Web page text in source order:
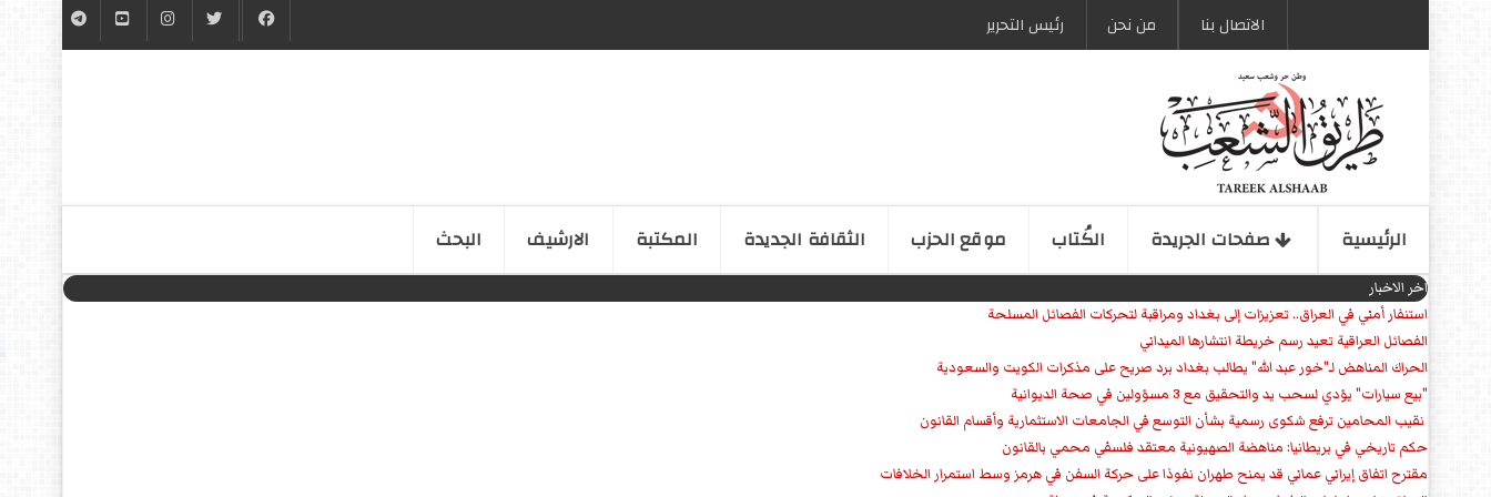
الاتصال بنا من نحن رئیس التحریر
الرئیسیة صفحات الجریدة الكُتاب موقع الحزب الثقافة الجدیدة المكتبة الارشیف البحث
اخر الاخبار
استنفار أمني في العراق.. تعزيزات إلى بغداد ومراقبة لتحركات الفصائل المسلحة
الفصائل العراقية تعيد رسم خريطة انتشارها الميداني
الحراك المناهض لـ"خور عبد الله" يطالب بغداد برد صريح على مذكرات الكويت والسعودية
"بيع سيارات" يؤدي لسحب يد والتحقيق مع 3 مسؤولين في صحة الديوانية
‏ نقيب المحامين ترفع شكوى رسمية بشأن التوسع في الجامعات الاستثمارية وأقسام القانون
حكم تاريخي في بريطانيا: مناهضة الصهيونية معتقد فلسفي محمي بالقانون
مقترح اتفاق إيراني عماني قد يمنح طهران نفوذا على حركة السفن في هرمز وسط استمرار الخلافات